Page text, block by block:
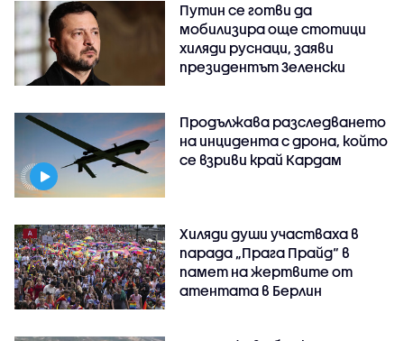
Путин се готви да
мобилизира още стотици
хиляди руснаци, заяви
президентът Зеленски
Продължава разследването
на инцидента с дрона, който
се взриви край Кардам
Хиляди души участваха в
парада „Прага Прайд“ в
памет на жертвите от
атентата в Берлин